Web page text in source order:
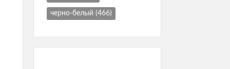
черно-белый (466)